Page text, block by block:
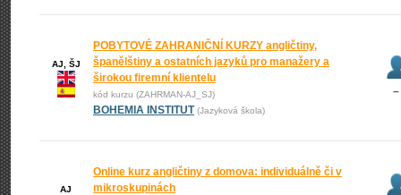
AJ, ŠJ
POBYTOVÉ ZAHRANIČNÍ KURZY angličtiny,
španělštiny a ostatních jazyků pro manažery a
širokou firemní klientelu
kód kurzu (ZAHRMAN-AJ_SJ)
BOHEMIA INSTITUT (Jazyková škola)
–
AJ
Online kurz angličtiny z domova: individuálně či v
mikroskupinách